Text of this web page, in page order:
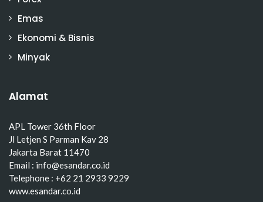
Emas
Ekonomi & Bisnis
Minyak
Alamat
APL Tower 36th Floor
Jl Letjen S Parman Kav 28
Jakarta Barat 11470
Email : info@esandar.co.id
Telephone : +62 21 2933 9229
www.esandar.co.id